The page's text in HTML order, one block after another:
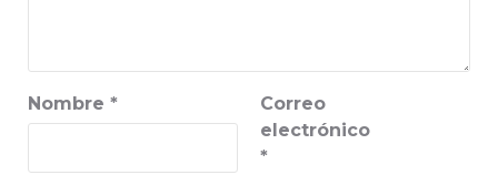
Nombre *
Correo
electrónico
*